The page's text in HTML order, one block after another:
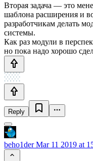
Вторая задача — это
шаблона расширения и
разработчикам делать
системы.
Как раз модули в
но пока надо хорошо
Reply
beho1derMar 11 2019 at